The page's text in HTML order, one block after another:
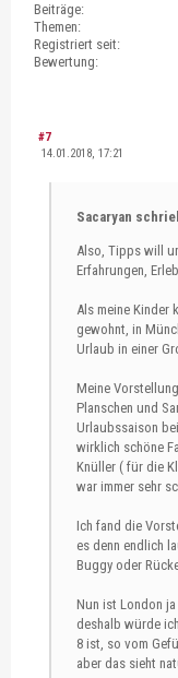
Beiträge:
Themen:
Registriert seit:
Bewertung:
#7
14.01.2018, 17:21
Sacaryan
Also, Tipps will
Erfahrungen,
Als meine Kinder
gewohnt, in
Urlaub in einer
Meine
Planschen und
Urlaubssaison
wirklich schöne
Knüller ( für die
war immer sehr
Ich fand die
es denn endlich
Buggy oder
Nun ist London
deshalb würde
8 ist, so vom
aber das sieht